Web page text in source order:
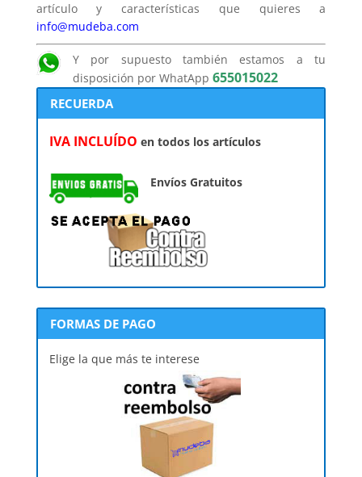
artículo y características que quieres a
info@mudeba.com
Y por supuesto también estamos a tu
disposición por WhatApp 655015022
RECUERDA
IVA INCLUÍDO en todos los artículos
Envíos Gratuitos
FORMAS DE PAGO
Elige la que más te interese